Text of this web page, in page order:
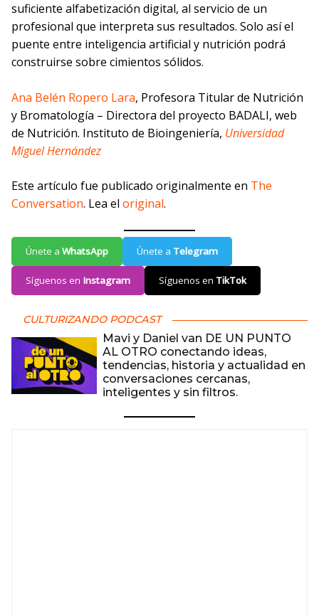
suficiente alfabetización digital, al servicio de un
profesional que interpreta sus resultados. Solo así el
puente entre inteligencia artificial y nutrición podrá
construirse sobre cimientos sólidos.
Ana Belén Ropero Lara, Profesora Titular de Nutrición
y Bromatología – Directora del proyecto BADALI, web
de Nutrición. Instituto de Bioingeniería, Universidad
Miguel Hernández
Este artículo fue publicado originalmente en The
Conversation. Lea el original.
Únete a WhatsApp Únete a Telegram
Síguenos en Instagram Síguenos en TikTok
CULTURIZANDO PODCAST
Mavi y Daniel van DE UN PUNTO
AL OTRO conectando ideas,
tendencias, historia y actualidad en
conversaciones cercanas,
inteligentes y sin filtros.